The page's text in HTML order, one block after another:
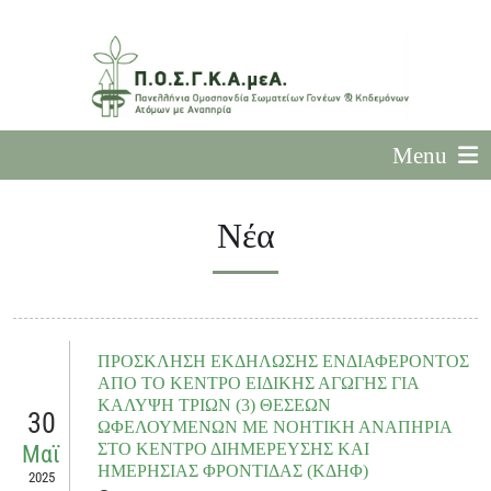
Menu
Νέα
30
Μαϊ
2025
ΠΡΟΣΚΛΗΣΗ ΕΚΔΗΛΩΣΗΣ ΕΝΔΙΑΦΕΡΟΝΤΟΣ
ΑΠΟ ΤΟ ΚΕΝΤΡΟ ΕΙΔΙΚΗΣ ΑΓΩΓΗΣ ΓΙΑ
ΚΑΛΥΨΗ ΤΡΙΩΝ (3) ΘΕΣΕΩΝ
ΩΦΕΛΟΥΜΕΝΩΝ ΜΕ ΝΟΗΤΙΚΗ ΑΝΑΠΗΡΙΑ
ΣΤΟ ΚΕΝΤΡΟ ΔΙΗΜΕΡΕΥΣΗΣ ΚΑΙ
ΗΜΕΡΗΣΙΑΣ ΦΡΟΝΤΙΔΑΣ (ΚΔΗΦ)